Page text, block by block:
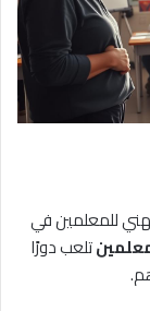
للمعلمين في
تلعب دورًا